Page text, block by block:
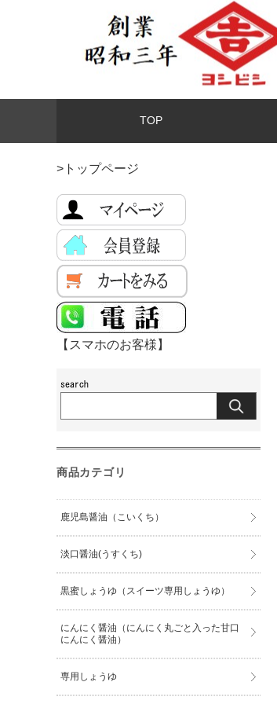
TOP
>トップページ
【スマホのお客様】
商品カテゴリ
鹿児島醤油（こいくち）
淡口醤油(うすくち)
黒蜜しょうゆ（スイーツ専用しょうゆ）
にんにく醤油（にんにく丸ごと入った甘口
にんにく醤油）
専用しょうゆ